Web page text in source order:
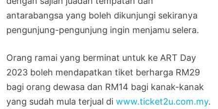
antarabangsa yang boleh dikunjungi sekiranya
pengunjung-pengunjung ingin menjamu selera.
Orang ramai yang berminat untuk ke ART Day
2023 boleh mendapatkan tiket berharga RM29
bagi orang dewasa dan RM14 bagi kanak-kanak
yang sudah mula terjual diwww.ticket2u.com.my.